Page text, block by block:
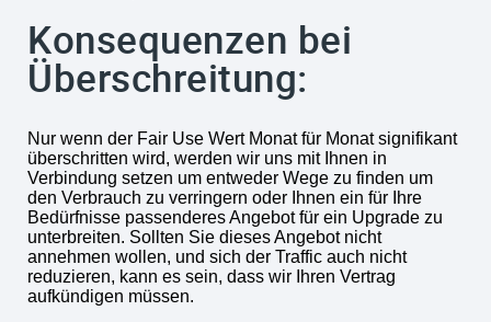
Konsequenzen bei
Überschreitung:
Nur wenn der Fair Use Wert Monat für Monat signifikant
überschritten wird, werden wir uns mit Ihnen in
Verbindung setzen um entweder Wege zu finden um
den Verbrauch zu verringern oder Ihnen ein für Ihre
Bedürfnisse passenderes Angebot für ein Upgrade zu
unterbreiten. Sollten Sie dieses Angebot nicht
annehmen wollen, und sich der Traffic auch nicht
reduzieren, kann es sein, dass wir Ihren Vertrag
aufkündigen müssen.